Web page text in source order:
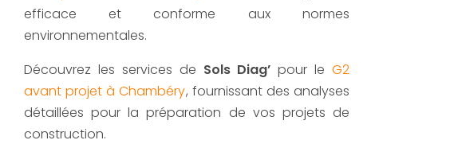
efficace et conforme aux normes
environnementales.
Découvrez les services de Sols Diag’ pour le G2
avant projet à Chambéry, fournissant des analyses
détaillées pour la préparation de vos projets de
construction.